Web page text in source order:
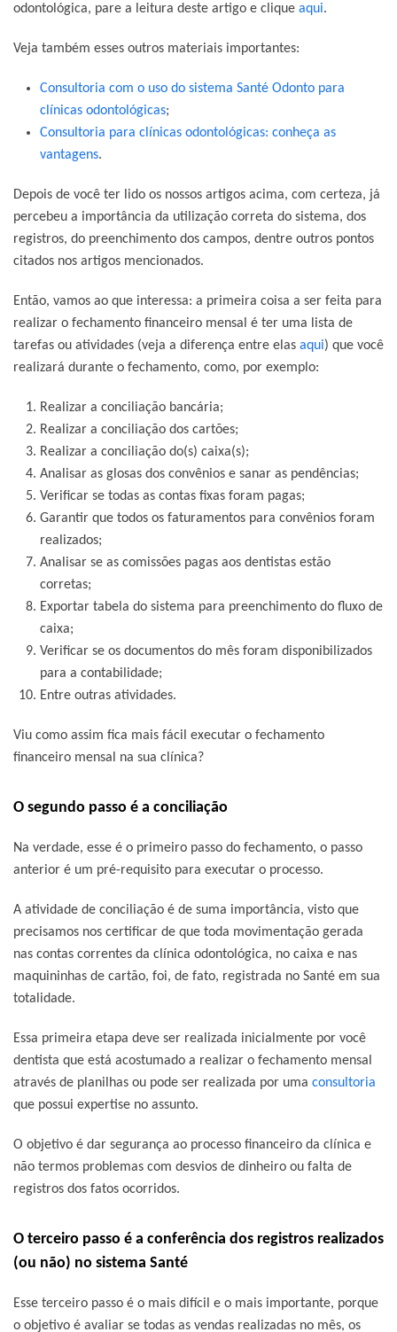
odontológica, pare a leitura deste artigo e clique aqui.
Veja também esses outros materiais importantes:
Consultoria com o uso do sistema Santé Odonto para
clínicas odontológicas;
Consultoria para clínicas odontológicas: conheça as
vantagens.
Depois de você ter lido os nossos artigos acima, com certeza, já
percebeu a importância da utilização correta do sistema, dos
registros, do preenchimento dos campos, dentre outros pontos
citados nos artigos mencionados.
Então, vamos ao que interessa: a primeira coisa a ser feita para
realizar o fechamento financeiro mensal é ter uma lista de
tarefas ou atividades (veja a diferença entre elas aqui) que você
realizará durante o fechamento, como, por exemplo:
Realizar a conciliação bancária;
Realizar a conciliação dos cartões;
Realizar a conciliação do(s) caixa(s);
Analisar as glosas dos convênios e sanar as pendências;
Verificar se todas as contas fixas foram pagas;
Garantir que todos os faturamentos para convênios foram
realizados;
Analisar se as comissões pagas aos dentistas estão
corretas;
Exportar tabela do sistema para preenchimento do fluxo de
caixa;
Verificar se os documentos do mês foram disponibilizados
para a contabilidade;
Entre outras atividades.
Viu como assim fica mais fácil executar o fechamento
financeiro mensal na sua clínica?
O segundo passo é a conciliação
Na verdade, esse é o primeiro passo do fechamento, o passo
anterior é um pré-requisito para executar o processo.
A atividade de conciliação é de suma importância, visto que
precisamos nos certificar de que toda movimentação gerada
nas contas correntes da clínica odontológica, no caixa e nas
maquininhas de cartão, foi, de fato, registrada no Santé em sua
totalidade.
Essa primeira etapa deve ser realizada inicialmente por você
dentista que está acostumado a realizar o fechamento mensal
através de planilhas ou pode ser realizada por uma consultoria
que possui expertise no assunto.
O objetivo é dar segurança ao processo financeiro da clínica e
não termos problemas com desvios de dinheiro ou falta de
registros dos fatos ocorridos.
O terceiro passo é a conferência dos registros realizados
(ou não) no sistema Santé
Esse terceiro passo é o mais difícil e o mais importante, porque
o objetivo é avaliar se todas as vendas realizadas no mês, os